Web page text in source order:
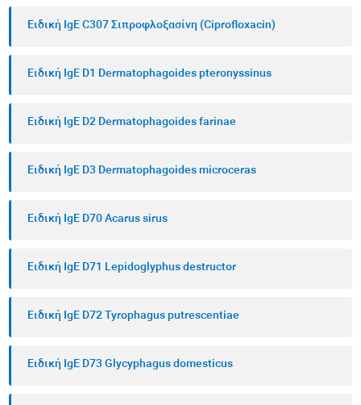
Ειδική IgE C307 Σιπροφλοξασίνη (Ciprofloxacin)
Ειδική IgE D1 Dermatophagoides pteronyssinus
Ειδική IgE D2 Dermatophagoides farinae
Ειδική IgE D3 Dermatophagoides microceras
Ειδική IgE D70 Acarus sirus
Ειδική IgE D71 Lepidoglyphus destructor
Ειδική IgE D72 Tyrophagus putrescentiae
Ειδική IgE D73 Glycyphagus domesticus